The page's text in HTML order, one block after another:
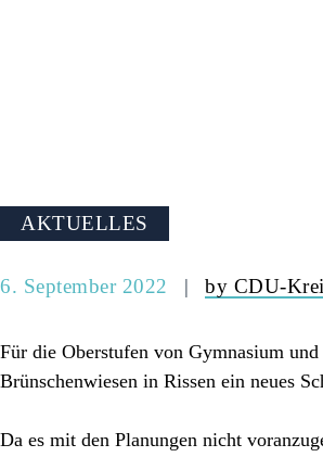
AKTUELLES
6. September 2022 by CDU-
Für die Oberstufen von Gymnasium
Brünschenwiesen in Rissen ein neues
Da es mit den Planungen nicht